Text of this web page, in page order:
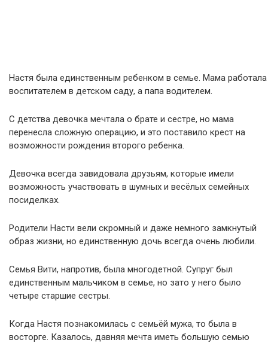
Настя была единственным ребенком в семье. Мама работала
воспитателем в детском саду, а папа водителем.
С детства девочка мечтала о брате и сестре, но мама
перенесла сложную операцию, и это поставило крест на
возможности рождения второго ребенка.
Девочка всегда завидовала друзьям, которые имели
возможность участвовать в шумных и весёлых семейных
посиделках.
Родители Насти вели скромный и даже немного замкнутый
образ жизни, но единственную дочь всегда очень любили.
Семья Вити, напротив, была многодетной. Супруг был
единственным мальчиком в семье, но зато у него было
четыре старшие сестры.
Когда Настя познакомилась с семьёй мужа, то была в
восторге. Казалось, давняя мечта иметь большую семью